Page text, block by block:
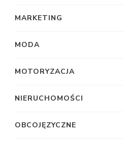
MARKETING
MODA
MOTORYZACJA
NIERUCHOMOŚCI
OBCOJĘZYCZNE